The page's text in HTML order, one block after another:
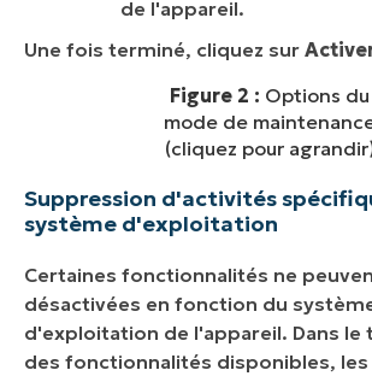
de l'appareil.
Une fois terminé, cliquez sur
Figure 2 : Options du
mode de
(cliquez pour
Suppression d'activités
système d'exploitation
Certaines fonctionnalités ne
désactivées en fonction du
d'exploitation de l'appareil. Dans le
des fonctionnalités disponibles,